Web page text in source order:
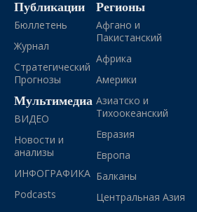
Публикации
Бюллетень
Журнал
Стратегический
Прогнозы
Мультимедиа
ВИДЕО
Новости и
анализы
ИНФОГРАФИКА
Podcasts
Регионы
Афгано и
Пакистанский
Африка
Америки
Азиатско и
Тихоокеанский
Евразия
Европа
Балканы
Центральная Азия